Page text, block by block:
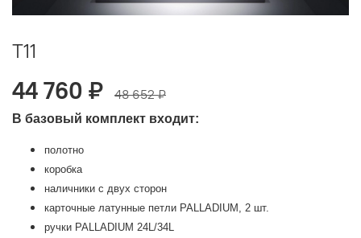
T11
44 760 ₽ 48 652 ₽
В базовый комплект входит:
полотно
коробка
наличники с двух сторон
карточные латунные петли PALLADIUM, 2 шт.
ручки PALLADIUM 24L/34L